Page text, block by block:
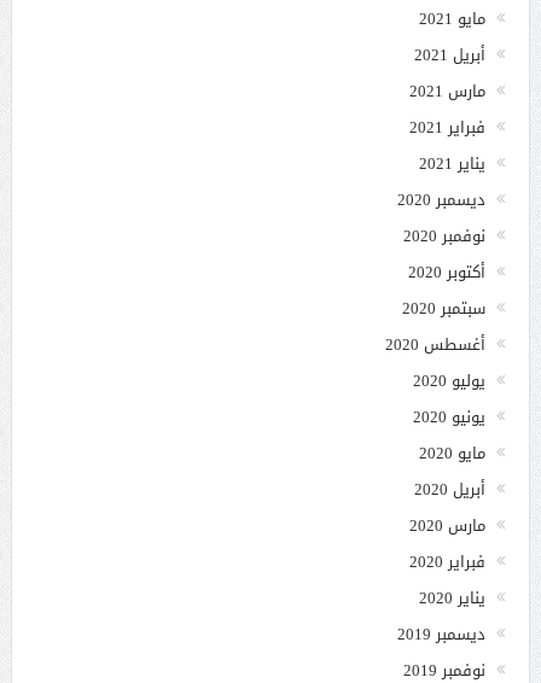
مايو 2021
أبريل 2021
مارس 2021
فبراير 2021
يناير 2021
ديسمبر 2020
نوفمبر 2020
أكتوبر 2020
سبتمبر 2020
أغسطس 2020
يوليو 2020
يونيو 2020
مايو 2020
أبريل 2020
مارس 2020
فبراير 2020
يناير 2020
ديسمبر 2019
نوفمبر 2019